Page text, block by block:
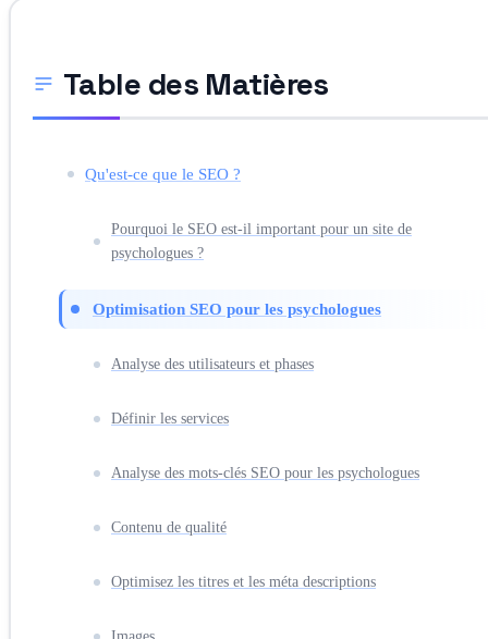
Table des Matières
Qu'est-ce que le SEO ?
Pourquoi le SEO est-il important pour un site de
psychologues ?
Optimisation SEO pour les psychologues
Analyse des utilisateurs et phases
Définir les services
Analyse des mots-clés SEO pour les psychologues
Contenu de qualité
Optimisez les titres et les méta descriptions